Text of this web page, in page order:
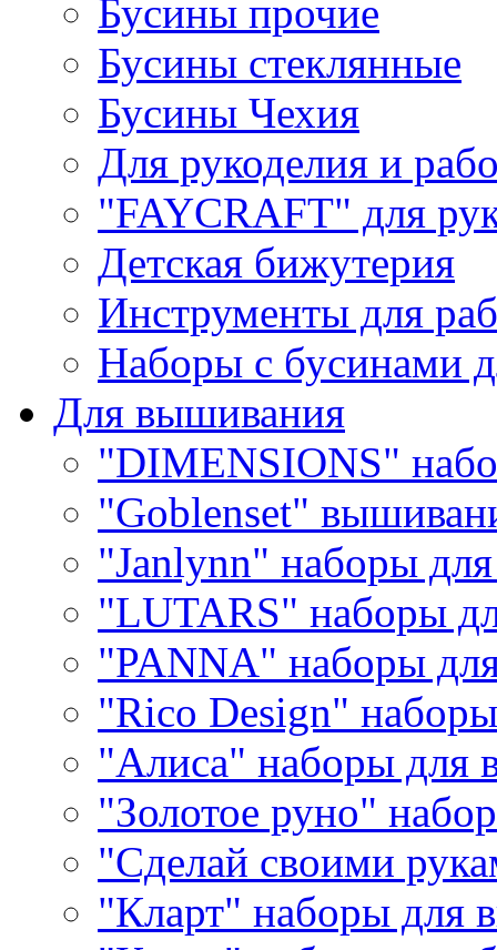
Бусины прочие
Бусины стеклянные
Бусины Чехия
Для рукоделия и
"FAYCRAFT" для
Детская бижутерия
Инструменты для
Наборы с бусинами
Для вышивания
"DIMENSIONS"
"Goblenset"
"Janlynn" наборы
"LUTARS" наборы
"PANNA" наборы
"Rico Design"
"Алиса" наборы для
"Золотое руно"
"Сделай своими
"Кларт" наборы для